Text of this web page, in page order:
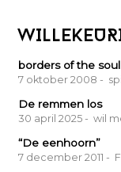
borders of the soul
7 oktober 2008 -
De remmen los
30 april 2025 - wil
“De eenhoorn”
7 december 2011 -